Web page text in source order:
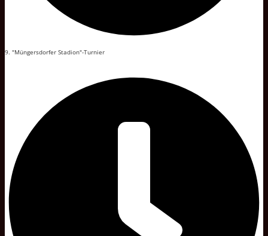
9. "Müngersdorfer Stadion"-Turnier